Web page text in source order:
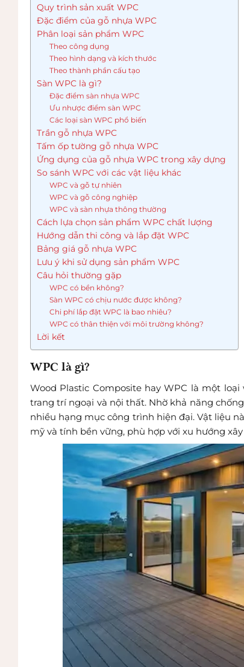
Quy trình sản xuất WPC
Đặc điểm của gỗ nhựa WPC
Phân loại sản phẩm WPC
Theo công dụng
Theo hình dạng và kích thước
Theo thành phần cấu tạo
Sàn WPC là gì?
Đặc điểm sàn nhựa WPC
Ưu nhược điểm sàn WPC
Các loại sàn WPC phổ biến
Trần gỗ nhựa WPC
Tấm ốp tường gỗ nhựa WPC
Ứng dụng của gỗ nhựa WPC trong xây dựng
So sánh WPC với các vật liệu khác
WPC và gỗ tự nhiên
WPC và gỗ công nghiệp
WPC và sàn nhựa thông thường
Cách lựa chọn sản phẩm WPC chất lượng
Hướng dẫn thi công và lắp đặt WPC
Bảng giá gỗ nhựa WPC
Lưu ý khi sử dụng sản phẩm WPC
Câu hỏi thường gặp
WPC có bền không?
Sàn WPC có chịu nước được không?
Chi phí lắp đặt WPC là bao nhiêu?
WPC có thân thiện với môi trường không?
Lời kết
WPC là gì?
Wood Plastic Composite hay WPC là một
trang trí ngoại và nội thất. Nhờ khả năng
nhiều hạng mục công trình hiện đại. Vật liệu
mỹ và tính bền vững, phù hợp với xu hướng